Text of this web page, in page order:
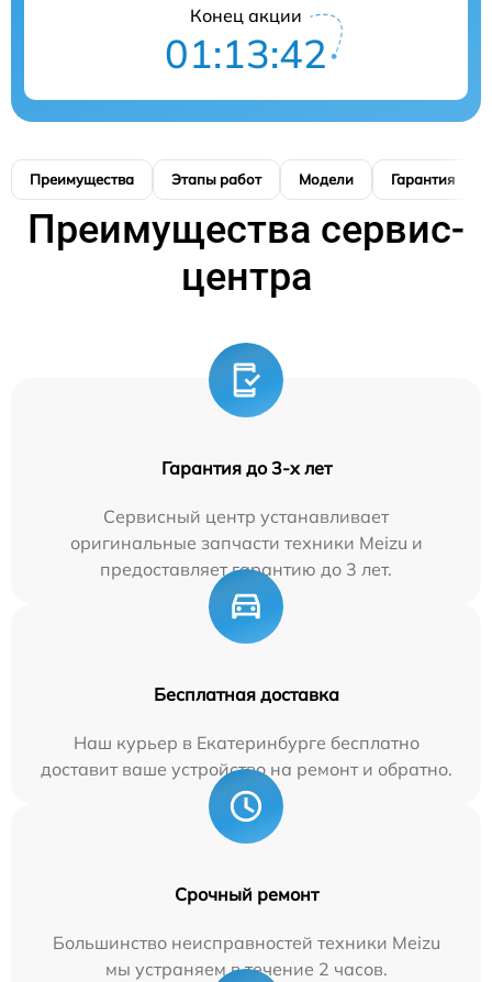
Конец акции
01:13:41
Преимущества Этапы работ Модели Гарантия
Преимущества сервис-
центра
Гарантия до 3-х лет
Сервисный центр устанавливает
оригинальные запчасти техники Meizu и
предоставляет гарантию до 3 лет.
Бесплатная доставка
Наш курьер в Екатеринбурге бесплатно
доставит ваше устройство на ремонт и обратно.
Срочный ремонт
Большинство неисправностей техники Meizu
мы устраняем в течение 2 часов.